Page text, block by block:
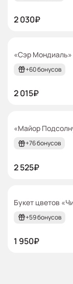
2 030₽
«Сэр
+60 бонусов
2 015₽
«Майор
+76 бонусов
2 525₽
Букет цветов
ПИК
+59 бонусов
1 950₽